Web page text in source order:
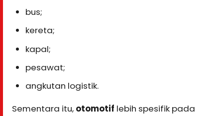
bus;
kereta;
kapal;
pesawat;
angkutan logistik.
Sementara itu, otomotif lebih spesifik pada